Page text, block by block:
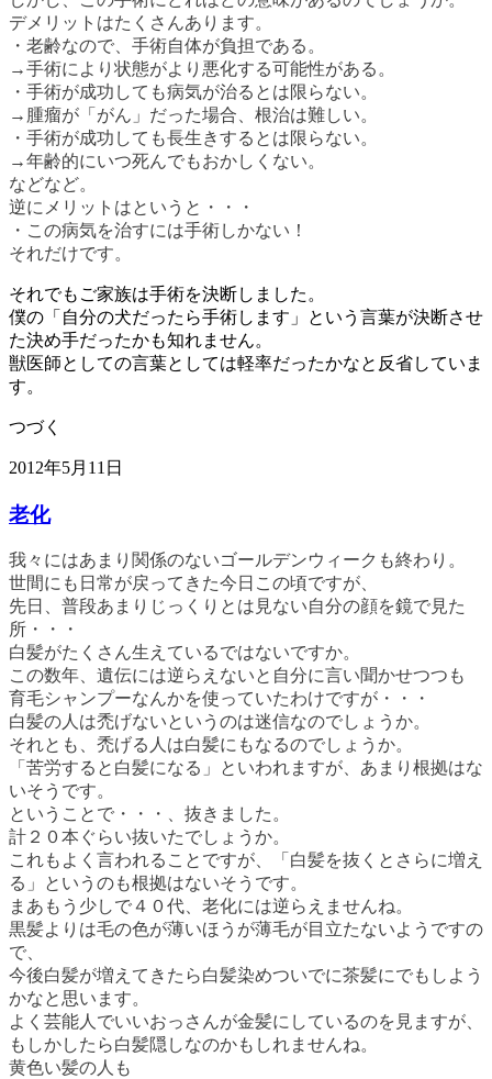
デメリットはたくさんあります。
・老齢なので、手術自体が負担である。
→手術により状態がより悪化する可能性がある。
・手術が成功しても病気が治るとは限らない。
→腫瘤が「がん」だった場合、根治は難しい。
・手術が成功しても長生きするとは限らない。
→年齢的にいつ死んでもおかしくない。
などなど。
逆にメリットはというと・・・
・この病気を治すには手術しかない！
それだけです。
それでもご家族は手術を決断しました。
僕の「自分の犬だったら手術します」という言葉が決断させ
た決め手だったかも知れません。
獣医師としての言葉としては軽率だったかなと反省していま
す。
つづく
2012年5月11日
老化
我々にはあまり関係のないゴールデンウィークも終わり。
世間にも日常が戻ってきた今日この頃ですが、
先日、普段あまりじっくりとは見ない自分の顔を鏡で見た
所・・・
白髪がたくさん生えているではないですか。
この数年、遺伝には逆らえないと自分に言い聞かせつつも
育毛シャンプーなんかを使っていたわけですが・・・
白髪の人は禿げないというのは迷信なのでしょうか。
それとも、禿げる人は白髪にもなるのでしょうか。
「苦労すると白髪になる」といわれますが、あまり根拠はな
いそうです。
ということで・・・、抜きました。
計２０本ぐらい抜いたでしょうか。
これもよく言われることですが、「白髪を抜くとさらに増え
る」というのも根拠はないそうです。
まあもう少しで４０代、老化には逆らえませんね。
黒髪よりは毛の色が薄いほうが薄毛が目立たないようですの
で、
今後白髪が増えてきたら白髪染めついでに茶髪にでもしよう
かなと思います。
よく芸能人でいいおっさんが金髪にしているのを見ますが、
もしかしたら白髪隠しなのかもしれませんね。
黄色い髪の人も